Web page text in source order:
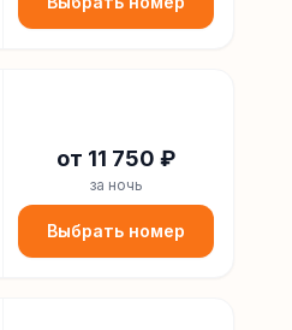
от 11 750 ₽
за ночь
Выбрать номер